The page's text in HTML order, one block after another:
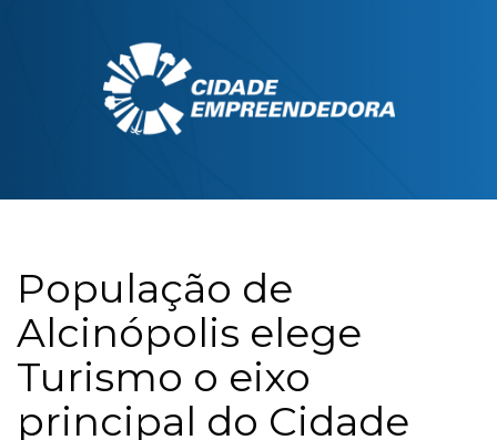
População de
Alcinópolis elege
Turismo o eixo
principal do Cidade